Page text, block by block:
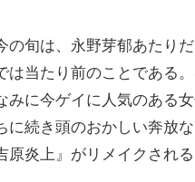
の旬は、永野芽郁あたり
は当たり前のことである
みに今ゲイに人気のある
に続き頭のおかしい奔放
原炎上』がリメイクされ